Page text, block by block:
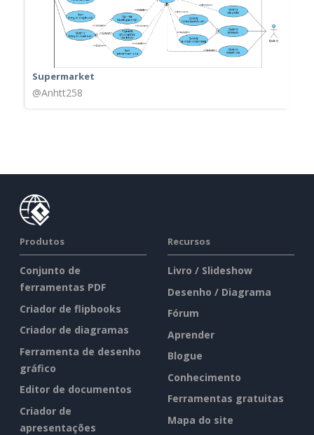
Supermarket
@Anhtt258
Produtos
Conjunto de
ferramentas PDF
Criador de flipbooks
Criador de diagramas
Ferramenta de desenho
gráfico
Editor de documentos
Criador de
apresentações
Recursos
Livro / Slideshow
Desenho / Diagrama
Fórum
Aprender
Blogue
Conhecimento
Ferramentas gratuitas
Mapa do site